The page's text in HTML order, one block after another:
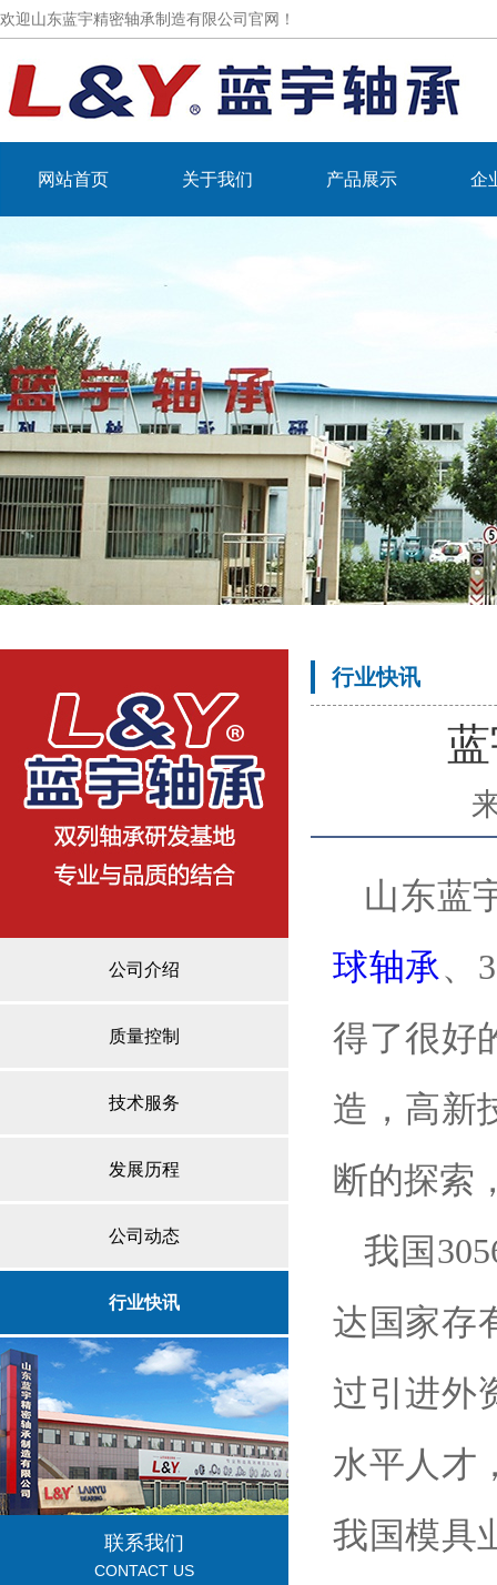
欢迎山东蓝宇精密轴承制造有限公司官网！
网站首页 关于我们 产品展示 企
公司介绍
质量控制
技术服务
发展历程
公司动态
行业快讯
联系我们
CONTACT US
行业快讯
山东蓝
球轴承、
得了很好
造，高新
断的探索
我国
达国家存
过引进外
水平人才
我国模具